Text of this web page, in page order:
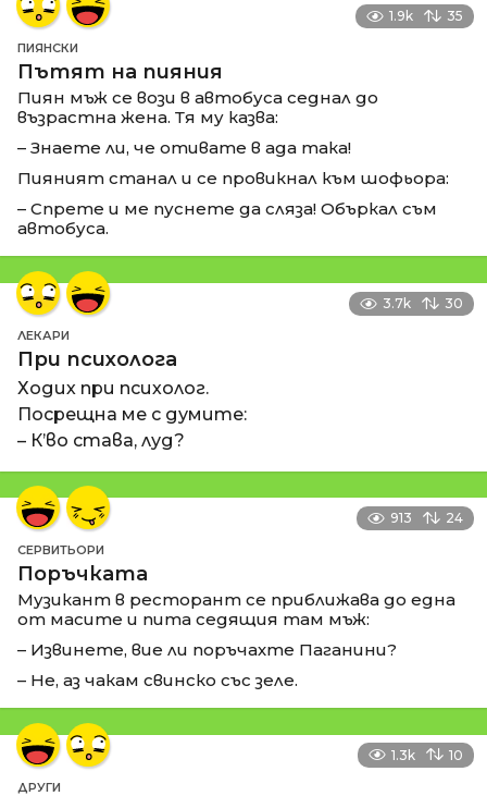
1.9k 35
ПИЯНСКИ
Пътят на пияния
Пиян мъж се вози в автобуса седнал до
възрастна жена. Тя му казва:
– Знаете ли, че отивате в ада така!
Пияният станал и се провикнал към шофьора:
– Спрете и ме пуснете да сляза! Объркал съм
автобуса.
3.7k 30
ЛЕКАРИ
При психолога
Ходих при психолог.
Посрещна ме с думите:
– К’во става, луд?
913 24
СЕРВИТЬОРИ
Поръчката
Музикант в ресторант се приближава до една
от масите и пита седящия там мъж:
– Извинете, вие ли поръчахте Паганини?
– Не, аз чакам свинско със зеле.
1.3k 10
ДРУГИ